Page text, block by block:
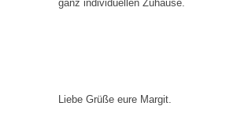
ganz individuellen Zuhause.
Liebe Grüße eure Margit.